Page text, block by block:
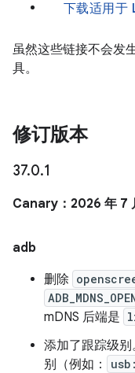
下载适用于
虽然这些链接不会发
具。
修订版本
37.0.1
Canary：2026 年 7
adb
删除
mDNS 后端是
添加了跟踪级别
别（例如：